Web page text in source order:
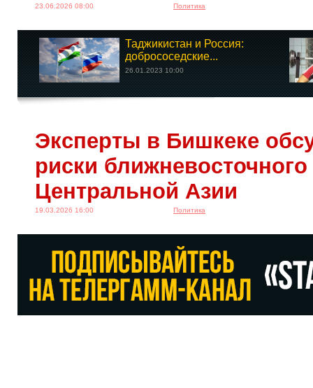
23.06.2026 08:00 Политика
Таджикистан и Россия:
добрососедские...
26.01.2023 10:00
Эксперты в Бишкеке
риски
Центральной Азии
19.03.2026 16:00 Политика